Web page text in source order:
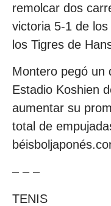
remolcar dos
victoria 5-1 de
los Tigres de
Montero pegó un
Estadio Koshien
aumentar su
total de
– – –
TENIS